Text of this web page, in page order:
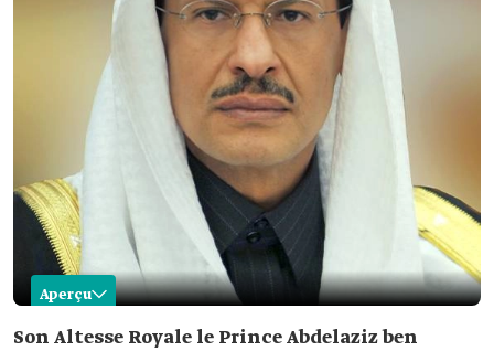
Aperçu
Abdelaziz ben Salmane ben Abdelaziz
Son Altesse Royale le Prince Abdelaziz ben